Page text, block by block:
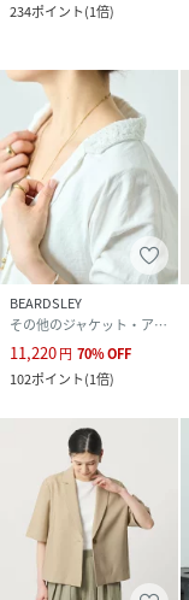
サイズ
品番
234ポイント(1倍)
BEARDSLEY
その他のジャケット・アウター
11,220円 70%OFF
102ポイント(1倍)